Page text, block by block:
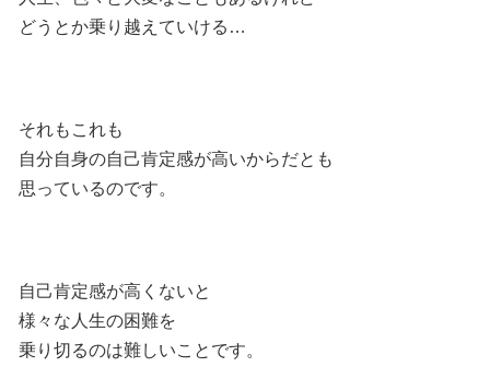
どうとか乗り越えていける…
それもこれも
自分自身の自己肯定感が高いからだとも
思っているのです。
自己肯定感が高くないと
様々な人生の困難を
乗り切るのは難しいことです。